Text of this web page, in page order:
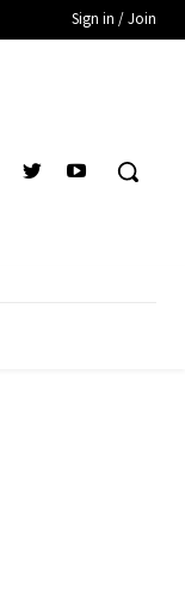
Sign in / Join